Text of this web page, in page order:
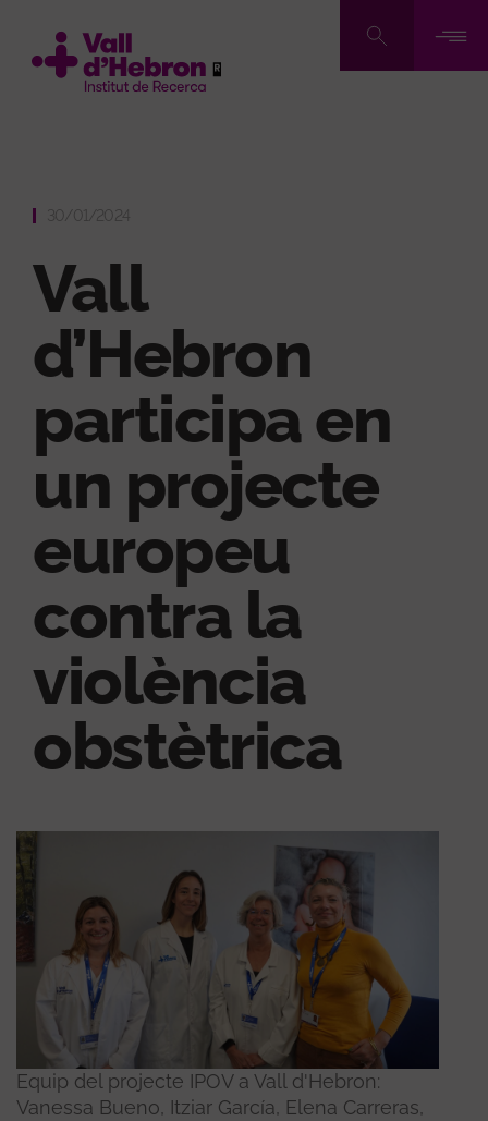
contingut
30/01/2024
Vall
d’Hebron
participa en
un projecte
europeu
contra la
violència
obstètrica
Equip del projecte IPOV a Vall d'Hebron:
Vanessa Bueno, Itziar García, Elena Carreras,